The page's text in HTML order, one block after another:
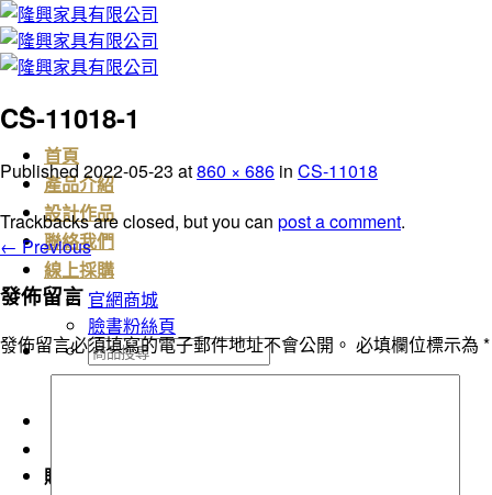
Skip
to
content
首頁
產品介紹
設計作品
聯絡我們
線上採購
官網商城
臉書粉絲頁
搜
尋
購物車
CS-11018-1
Published2022-05-23 at860 × 686 in CS-11018
Trackbacks are closed, but you can post a comment.
← Previous
發佈留言
發佈留言必須填寫的電子郵件地址不會公開。 必填欄位標示為 *